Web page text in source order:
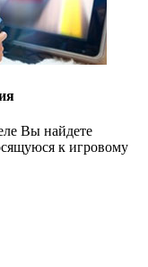
Вы найдете
к игровому